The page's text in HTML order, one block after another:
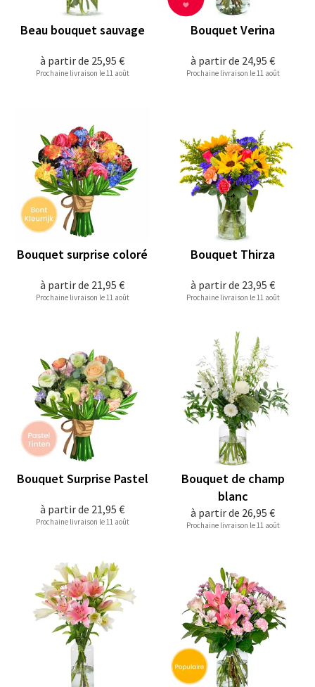
à partir de 25,95 €
Beau bouquet sauvage
Prochaine livraison le 11 août
à partir de 24,95 €
Bouquet Verina
Prochaine livraison le 11 août
à partir de 21,95 €
Bouquet surprise coloré
Prochaine livraison le 11 août
à partir de 23,95 €
Bouquet Thirza
Prochaine livraison le 11 août
à partir de 21,95 €
Bouquet Surprise Pastel
Prochaine livraison le 11 août
à partir de 26,95 €
Bouquet de champ
blanc
Prochaine livraison le 11 août